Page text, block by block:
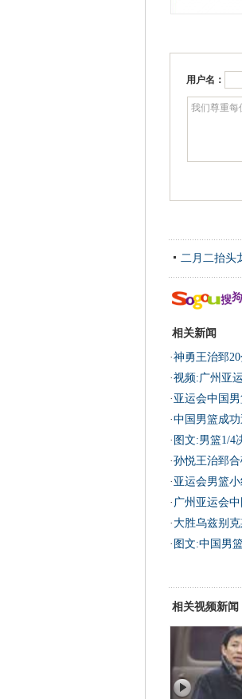
用户名：
二月二抬头
相关新闻
·神勇王治郅
·视频:广州亚
· 亚运会中国
·中国男篮成
· 图文:男篮1/4
·孙悦王治郅
· 亚运会男篮
· 广州亚运会
· 大胜乌兹别
· 图文:中国男
相关视频新闻